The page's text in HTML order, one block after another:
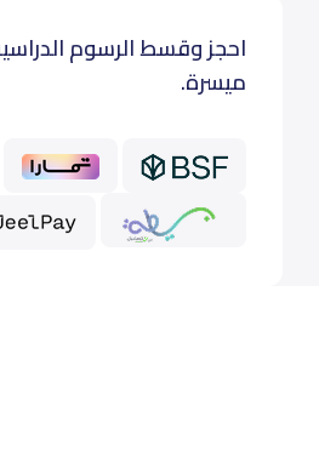
احجز وقسط الرسوم
ميسرة.